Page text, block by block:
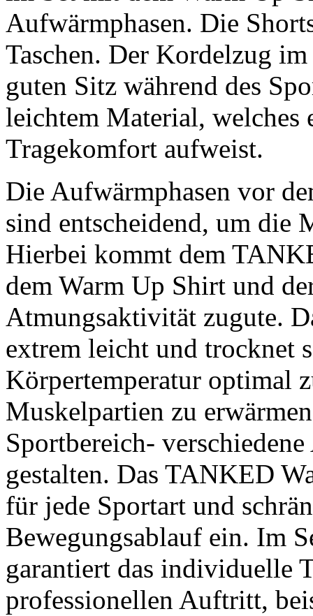
Aufwärmphasen. Die
Taschen. Der Kordelzug
guten Sitz während des
leichtem Material, welches
Tragekomfort aufweist.
Die Aufwärmphasen vor
sind entscheidend, um die
Hierbei kommt dem
dem Warm Up Shirt und
Atmungsaktivität zugute.
extrem leicht und trocknet
Körpertemperatur optimal
Muskelpartien zu
Sportbereich-
gestalten. Das TANKED
für jede Sportart und
Bewegungsablauf ein. Im
garantiert das individuelle
professionellen Auftritt,